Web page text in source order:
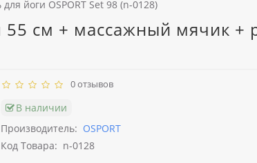
йоги OSPORT Set 98 (n-0128)
55 см + массажный мячик +
0 отзывов
В наличии
Производитель: OSPORT
Код Товара: n-0128